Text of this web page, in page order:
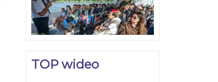
TOP wideo